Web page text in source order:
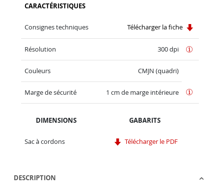
CARACTÉRISTIQUES
Consignes techniques Télécharger la fiche
Résolution 300 dpi
Couleurs CMJN (quadri)
Marge de sécurité 1 cm de marge intérieure
DIMENSIONS GABARITS
Sac à cordons Télécharger le PDF
DESCRIPTION